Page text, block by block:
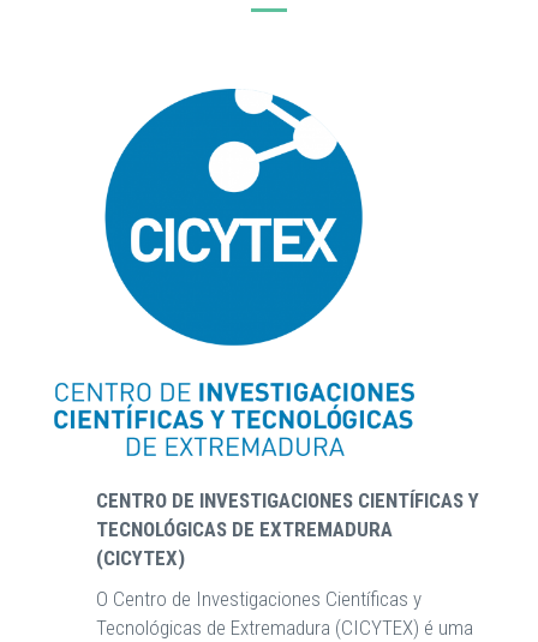
CENTRO DE INVESTIGACIONES CIENTÍFICAS Y
TECNOLÓGICAS DE EXTREMADURA
(CICYTEX)
O Centro de Investigaciones Científicas y
Tecnológicas de Extremadura (CICYTEX) é uma